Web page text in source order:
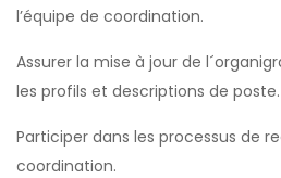
l’équipe de coordination.
Assurer la mise à jour de
les profils et descriptions de poste.
Participer dans les processus de
coordination.